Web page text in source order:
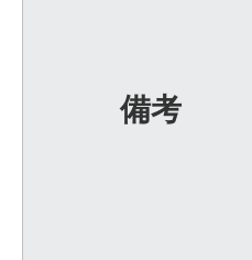
備考